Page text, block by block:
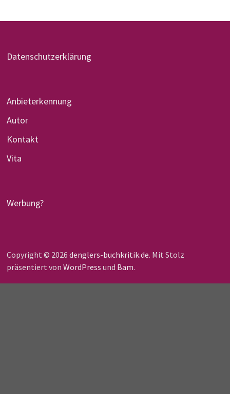
Datenschutzerklärung
Anbieterkennung
Autor
Kontakt
Vita
Werbung?
Copyright © 2026 denglers-buchkritik.de. Mit Stolz
präsentiert von WordPress und Bam.